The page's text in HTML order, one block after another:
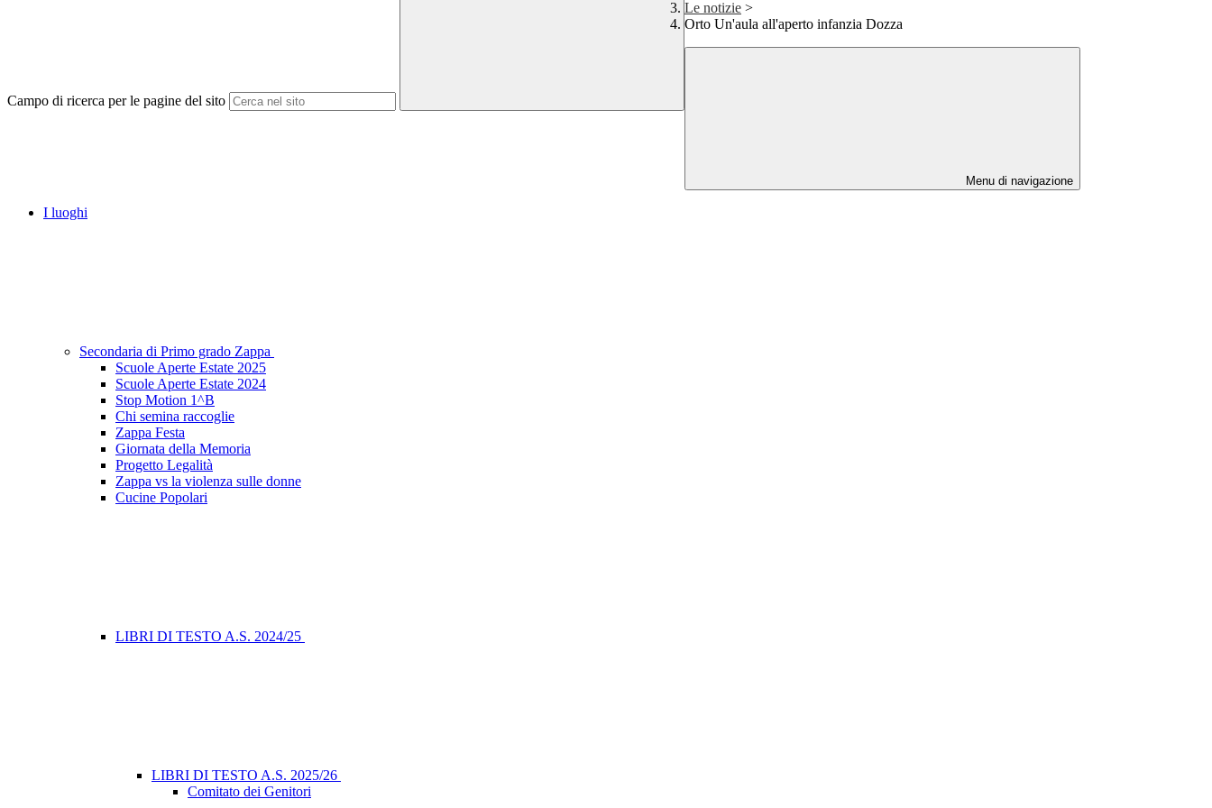
Campo di ricerca per le pagine del sito
Le notizie >
Orto Un'aula all'aperto infanzia Dozza
Menu di navigazione
I luoghi
Secondaria di Primo grado Zappa
Scuole Aperte Estate 2025
Scuole Aperte Estate 2024
Stop Motion 1^B
Chi semina raccoglie
Zappa Festa
Giornata della Memoria
Progetto Legalità
Zappa vs la violenza sulle donne
Cucine Popolari
LIBRI DI TESTO A.S. 2024/25
LIBRI DI TESTO A.S. 2025/26
Comitato dei Genitori